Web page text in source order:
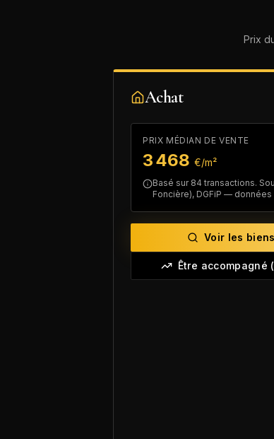
Prix
Achat
PRIX MÉDIAN DE VENTE
3 468 €/m²
Basé sur 84 transactions.
Foncière), DGFiP —
Voir les
Être accompagné